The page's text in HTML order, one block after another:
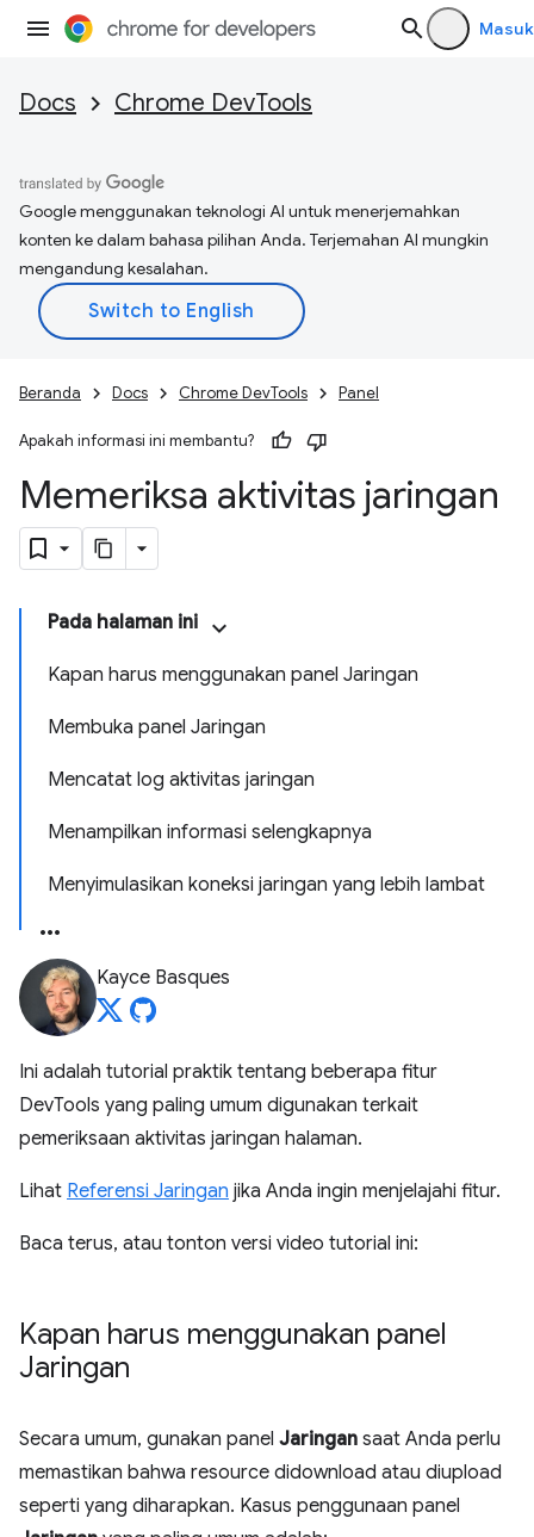
Masuk
Docs Chrome DevTools
Google menggunakan teknologi AI untuk menerjemahkan
konten ke dalam bahasa pilihan Anda. Terjemahan AI mungkin
mengandung kesalahan.
Beranda Docs Chrome DevTools Panel
Apakah informasi ini membantu?
Memeriksa aktivitas jaringan
Pada halaman ini
Kapan harus menggunakan panel Jaringan
Membuka panel Jaringan
Mencatat log aktivitas jaringan
Menampilkan informasi selengkapnya
Menyimulasikan koneksi jaringan yang lebih lambat
Kayce Basques
Ini adalah tutorial praktik tentang beberapa fitur
DevTools yang paling umum digunakan terkait
pemeriksaan aktivitas jaringan halaman.
Lihat Referensi Jaringan jika Anda ingin menjelajahi fitur.
Baca terus, atau tonton versi video tutorial ini:
Kapan harus menggunakan panel
Jaringan
Secara umum, gunakan panel Jaringan saat Anda perlu
memastikan bahwa resource didownload atau diupload
seperti yang diharapkan. Kasus penggunaan panel